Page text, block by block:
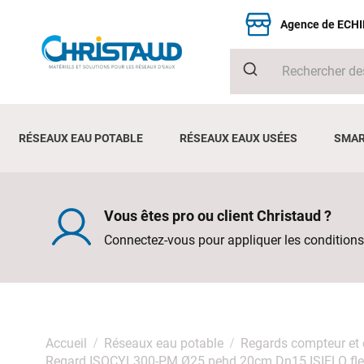
Agence de
RÉSEAUX EAU POTABLE RÉSEAUX EAUX USÉES
Vous êtes pro ou client Christaud ?
Connectez-vous pour appliquer les
Accueil Réseaux eau potable Regards compteur et